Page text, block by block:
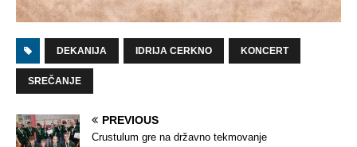
DEKANIJA IDRIJA CERKNO KONCERT
SREČANJE
PREVIOUS
Crustulum gre na državno tekmovanje